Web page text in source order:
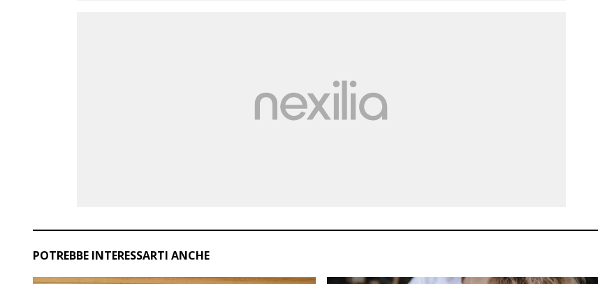
POTREBBE INTERESSARTI ANCHE